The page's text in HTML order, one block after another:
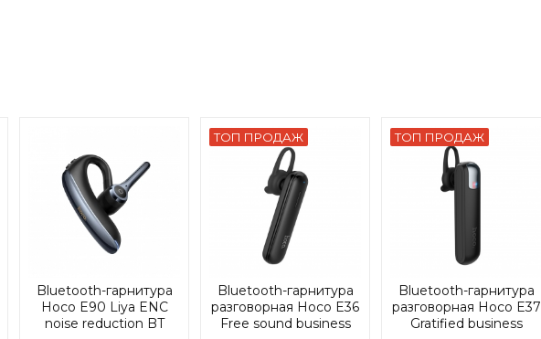
Bluetooth-гарнитура
Hoco E90 Liya ENC
noise reduction BT
ТОП ПРОДАЖ
Bluetooth-гарнитура
разговорная Hoco E36
Free sound business
ТОП ПРОДАЖ
Bluetooth-гарнитура
разговорная Hoco E37
Gratified business